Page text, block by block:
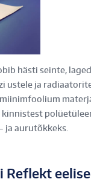
hästi seinte,
ustele ja
ja aurutõkkeks.
Reflekt